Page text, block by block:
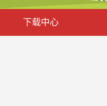
下载中心